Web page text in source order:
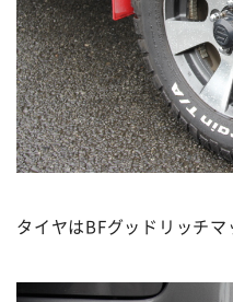
タイヤはBFグッドリッチ